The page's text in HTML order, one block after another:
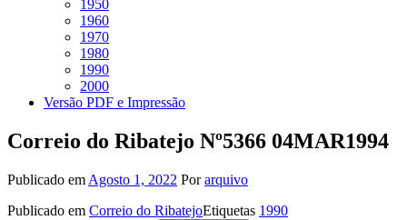
1950
1960
1970
1980
1990
2000
Versão PDF e Impressão
Correio do Ribatejo Nº5366 04MAR1994
Publicado em Agosto 1, 2022 Porarquivo
Publicado em Correio do RibatejoEtiquetas 1990